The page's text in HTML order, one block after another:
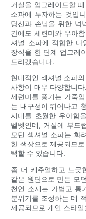
거실을 업그레이드할
소파에 투자하는 것입
당신과 손님을 위한 넉
간에도 세련미와 우아
셔널 소파에 적합한 다
장식을 한 단계 업그레
드리겠습니다.
현대적인 섹셔널 소파
사항이 매우 다양합니
세련미를 풍기는 가죽
는 내구성이 뛰어나고
시대를 초월한 우아함
벨벳인데, 거실에 부드
모던 섹셔널 소파는 화
한 색상으로 제공되므
택할 수 있습니다.
좀 더 캐주얼하고 느긋
같은 원단으로 만든 모
천연 소재는 가볍고 통
분위기를 조성하는 데
제공되므로 개인 스타